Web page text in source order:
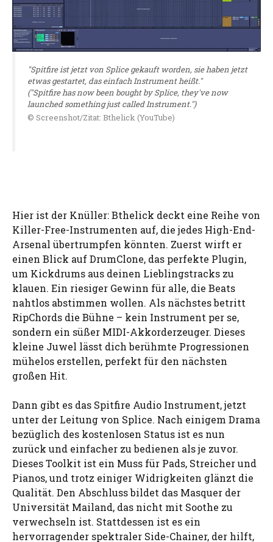
"Spitfire ist jetzt von Splice gekauft worden, sie haben jetzt
etwas gestartet, das einfach Instrument heißt."
("Spitfire has now been bought by Splice, they've now
launched something just called Instrument.")
© Screenshot/Zitat: Bthelick (YouTube)
Hier ist der Knüller: Bthelick deckt eine Reihe von
Killer-Free-Instrumenten auf, die jedes High-End-
Arsenal übertrumpfen könnten. Zuerst wirft er
einen Blick auf DrumClone, das perfekte Plugin,
um Kickdrums aus deinen Lieblingstracks zu
klauen. Ein riesiger Gewinn für alle, die Beats
nahtlos abstimmen wollen. Als nächstes betritt
RipChords die Bühne – kein Instrument per se,
sondern ein süßer MIDI-Akkorderzeuger. Dieses
kleine Juwel lässt dich berühmte Progressionen
mühelos erstellen, perfekt für den nächsten
großen Hit.
Dann gibt es das Spitfire Audio Instrument, jetzt
unter der Leitung von Splice. Nach einigem Drama
bezüglich des kostenlosen Status ist es nun
zurück und einfacher zu bedienen als je zuvor.
Dieses Toolkit ist ein Muss für Pads, Streicher und
Pianos, und trotz einiger Widrigkeiten glänzt die
Qualität. Den Abschluss bildet das Masquer der
Universität Mailand, das nicht mit Soothe zu
verwechseln ist. Stattdessen ist es ein
hervorragender spektraler Side-Chainer, der hilft,